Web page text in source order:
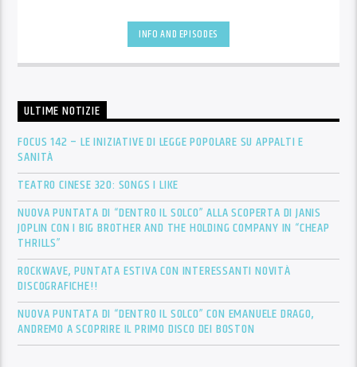
INFO AND EPISODES
ULTIME NOTIZIE
FOCUS 142 – LE INIZIATIVE DI LEGGE POPOLARE SU APPALTI E
SANITÀ
TEATRO CINESE 320: SONGS I LIKE
NUOVA PUNTATA DI “DENTRO IL SOLCO” ALLA SCOPERTA DI JANIS
JOPLIN CON I BIG BROTHER AND THE HOLDING COMPANY IN “CHEAP
THRILLS”
ROCKWAVE, PUNTATA ESTIVA CON INTERESSANTI NOVITÀ
DISCOGRAFICHE!!
NUOVA PUNTATA DI “DENTRO IL SOLCO” CON EMANUELE DRAGO,
ANDREMO A SCOPRIRE IL PRIMO DISCO DEI BOSTON